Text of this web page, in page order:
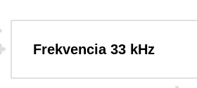
Frekvencia 33 kHz